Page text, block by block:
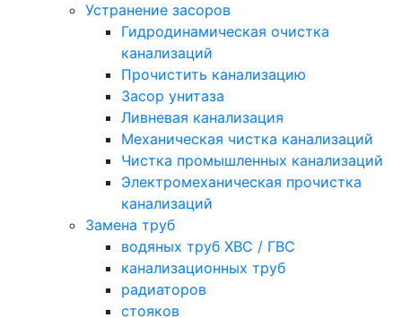
Устранение засоров
Гидродинамическая очистка
канализаций
Прочистить канализацию
Засор унитаза
Ливневая канализация
Механическая чистка канализаций
Чистка промышленных канализаций
Электромеханическая прочистка
канализаций
Замена труб
водяных труб ХВС / ГВС
канализационных труб
радиаторов
стояков